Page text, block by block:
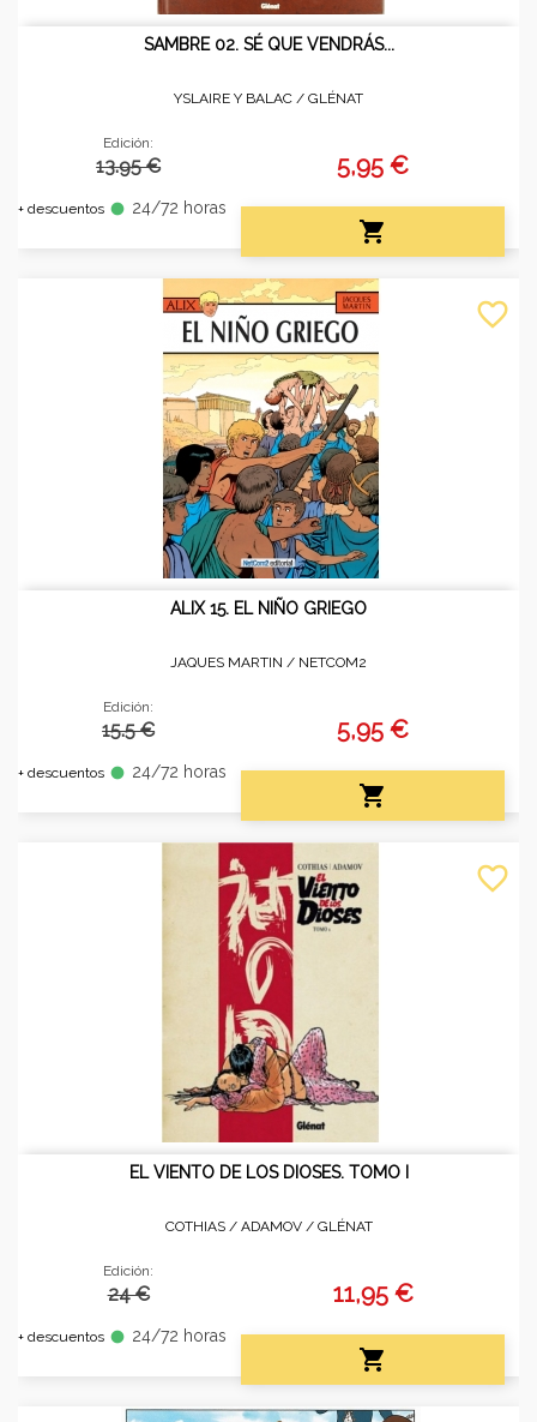
SAMBRE 02. SÉ QUE VENDRÁS...
YSLAIRE Y BALAC / GLÉNAT
Edición:
13.95 €
+ descuentos fiber_manual_record 24/72 horas
5,95 €

ALIX 15. EL NIÑO GRIEGO
JAQUES MARTIN / NETCOM2
Edición:
15.5 €
+ descuentos fiber_manual_record 24/72 horas
5,95 €

favorite_border
EL VIENTO DE LOS DIOSES. TOMO I
COTHIAS / ADAMOV / GLÉNAT
Edición:
24 €
+ descuentos fiber_manual_record 24/72 horas
11,95 €

favorite_border